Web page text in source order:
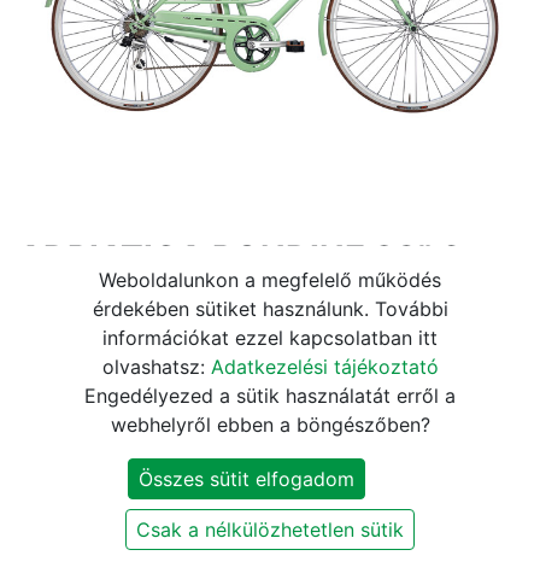
ADRIATICA RONDINE 28" 6s
női zöld
145.990Ft
Jelenleg nem elérhető
Értesítést kérek, ha újra elérhető
Adriatica
Weboldalunkon a megfelelő működés
érdekében sütiket használunk. További
információkat ezzel kapcsolatban itt
olvashatsz: Adatkezelési tájékoztató
Engedélyezed a sütik használatát erről a
webhelyről ebben a böngészőben?
Összes sütit elfogadom
Csak a nélkülözhetetlen sütik